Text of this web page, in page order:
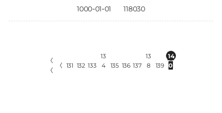
1000-01-01 118030
〈
〈
〈 131 132 133
13
4
135 136 137
13
8
139
14
0